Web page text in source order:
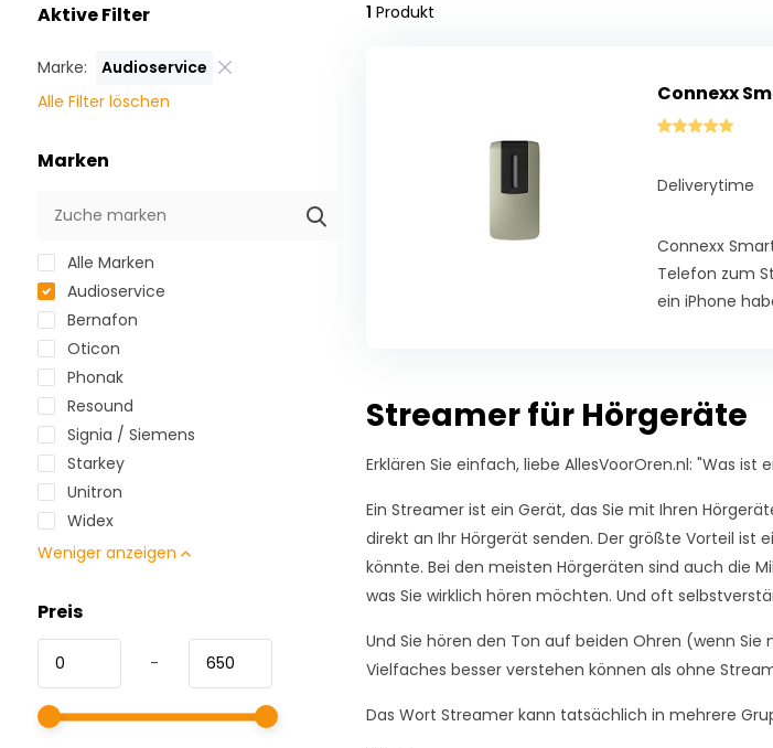
Aktive Filter
Marke:
Audioservice
Alle Filter löschen
Marken
Alle Marken
Audioservice
Bernafon
Oticon
Phonak
Resound
Signia / Siemens
Starkey
Unitron
Widex
Weniger anzeigen
Preis
-
1 Produkt
Connexx
Deliverytime
Connexx
Telefon zum
ein iPhone
Streamer für Hörgeräte
Erklären Sie einfach, liebe AllesVoorOren.nl: "Was
Ein Streamer ist ein Gerät, das Sie mit Ihren
direkt an Ihr Hörgerät senden. Der größte Vorteil ist
könnte. Bei den meisten Hörgeräten sind auch die
was Sie wirklich hören möchten. Und oft
Und Sie hören den Ton auf beiden Ohren (wenn
Vielfaches besser verstehen können als ohne
Das Wort Streamer kann tatsächlich in mehrere